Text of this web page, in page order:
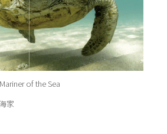
of the Sea
家